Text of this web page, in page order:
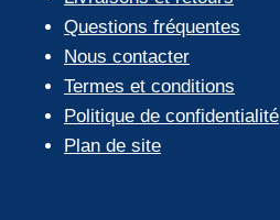
Questions fréquentes
Nous contacter
Termes et conditions
Politique de confidentialité
Plan de site